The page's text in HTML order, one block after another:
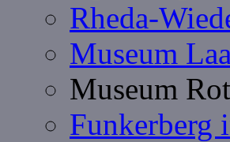
Rheda-
Museum
Museum
Funkerberg